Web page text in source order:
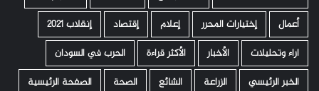
أعمال
إختيارات المحرر إعلام إقتصاد
إنقلاب 2021
اراء وتحليلات
الأخبار الأكثر قراءة
الحرب في السودان
الخبر الرئيسي
الزراعة الشائع الصحة
الصفحة الرئيسية